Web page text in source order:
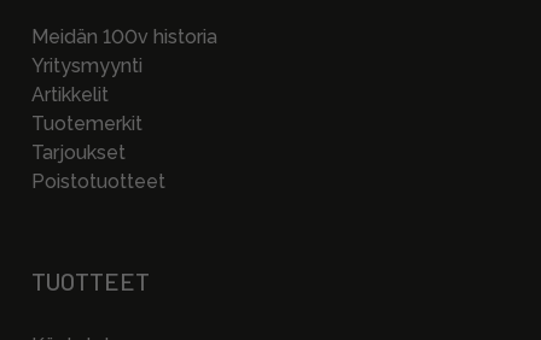
Meidän 100v historia
Yritysmyynti
Artikkelit
Tuotemerkit
Tarjoukset
Poistotuotteet
TUOTTEET